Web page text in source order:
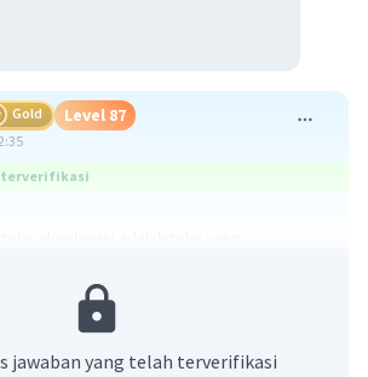
Gold Level 87
terverifikasi
adalah teks yang menjelaskan
jawaban yang telah terverifikasi